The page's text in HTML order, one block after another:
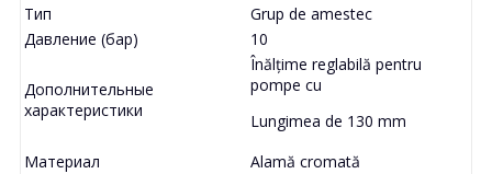
Тип
Grup de amestec
Давление (бар)
10
Дополнительные
xарактеристики
Înălțime reglabilă pentru
pompe cu
Lungimea de 130 mm
Материал
Alamă cromată